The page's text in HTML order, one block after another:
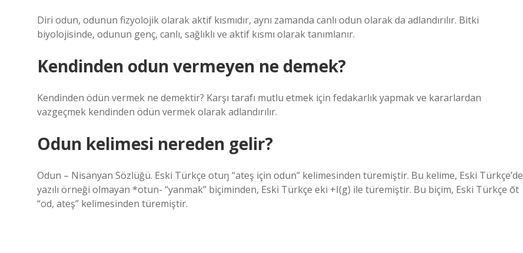
Diri odun, odunun fizyolojik olarak aktif kısmıdır, aynı zamanda canlı odun olarak da adlandırılır. Bitki
biyolojisinde, odunun genç, canlı, sağlıklı ve aktif kısmı olarak tanımlanır.
Kendinden odun vermeyen ne demek?
Kendinden ödün vermek ne demektir? Karşı tarafı mutlu etmek için fedakarlık yapmak ve kararlardan
vazgeçmek kendinden ödün vermek olarak adlandırılır.
Odun kelimesi nereden gelir?
Odun – Nisanyan Sözlüğü. Eski Türkçe otuŋ “ateş için odun” kelimesinden türemiştir. Bu kelime, Eski Türkçe’de
yazılı örneği olmayan *otun- “yanmak” biçiminden, Eski Türkçe eki +I(g) ile türemiştir. Bu biçim, Eski Türkçe ōt
“od, ateş” kelimesinden türemiştir.